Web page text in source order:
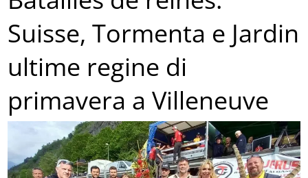
Suisse, Tormenta e Jardin
ultime regine di
primavera a Villeneuve